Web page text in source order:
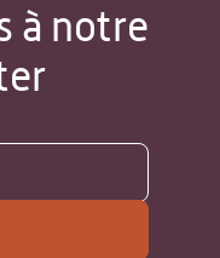
à notre